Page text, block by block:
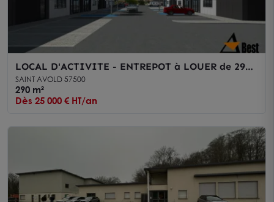
LOCAL D'ACTIVITE - ENTREPOT à LOUER de 290
m²
SAINT AVOLD 57500
290 m²
Dès 25 000 € HT/an